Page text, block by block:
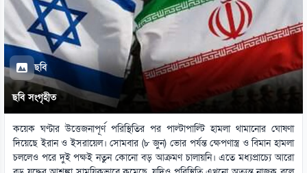
ছবি
ছবি সংগৃহীত
কয়েক ঘণ্টার উত্তেজনাপূর্ণ পরিস্থিতির পর পাল্টাপাল্টি হামলা থামানোর ঘোষণা
দিয়েছে ইরান ও ইসরায়েল। সোমবার (৮ জুন) ভোর পর্যন্ত ক্ষেপণাস্ত্র ও বিমান হামলা
চললেও পরে দুই পক্ষই নতুন কোনো বড় আক্রমণ চালায়নি। এতে মধ্যপ্রাচ্যে আরো